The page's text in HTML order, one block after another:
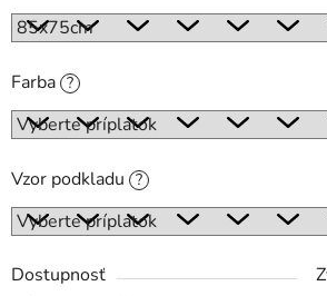
Farba ?
Vzor podkladu ?
Dostupnosť